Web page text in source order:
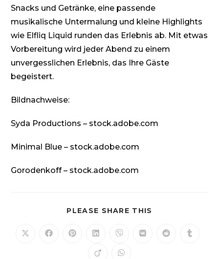
Snacks und Getränke, eine passende
musikalische Untermalung und kleine Highlights
wie Elfliq Liquid runden das Erlebnis ab. Mit etwas
Vorbereitung wird jeder Abend zu einem
unvergesslichen Erlebnis, das Ihre Gäste
begeistert.
Bildnachweise:
Syda Productions – stock.adobe.com
Minimal Blue – stock.adobe.com
Gorodenkoff– stock.adobe.com
PLEASE SHARE THIS
ÖffnetÖffnetÖffnetÖffnet
einem
neuen
Öffnet
einem
neuen
ÖffnetÖffnet Öffnet
ÖffnetÖffnet